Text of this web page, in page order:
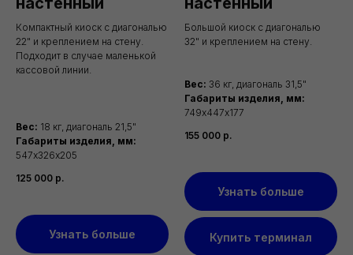
Компактный киоск с диагональю
22" и креплением на стену.
Подходит в случае маленькой
кассовой линии.
Вес: 18 кг, диагональ 21,5"
Габариты изделия, мм:
547х326х205
125 000 р.
Узнать больше
Большой киоск с диагональю
32" и креплением на стену.
Вес: 36 кг, диагональ 31,5"
Габариты изделия, мм:
749х447х177
155 000 р.
Узнать больше
Купить терминал